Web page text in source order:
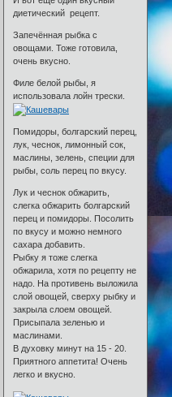
диетический рецепт.
Запечённая рыбка с
овощами. Тоже готовила,
очень вкусно.
Филе белой рыбы, я
использовала лойн трески.
Помидоры, болгарский перец,
лук, чеснок, лимонный сок,
маслины, зелень, специи для
рыбы, соль перец по вкусу.
Лук и чеснок обжарить,
слегка обжарить болгарский
перец и помидоры. Посолить
по вкусу и можно немного
сахара добавить.
Рыбку я тоже слегка
обжарила, хотя по рецепту не
надо. На противень выложила
слой овощей, сверху рыбку и
закрыла слоем овощей.
Присыпала зеленью и
маслинами.
В духовку минут на 15 - 20.
Приятного аппетита! Очень
легко и вкусно.